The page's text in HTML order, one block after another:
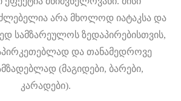
არა მხოლოდ იატაკსა და
სამზარეულოს ზედაპირებისთვის,
და თანამედროვე
(მაგიდები, ბარები,
კარადები).